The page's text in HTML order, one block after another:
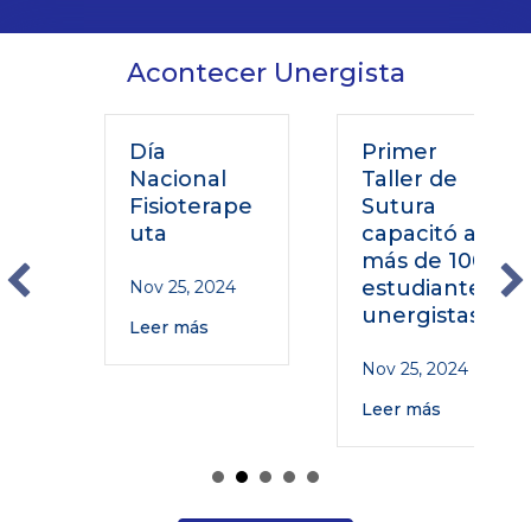
Acontecer Unergista
Día
Nacional
Fisioterape
uta
Nov 25, 2024
Leer más
Primer
Taller de
Sutura
capacitó a
más de 100
estudiantes
unergistas
Nov 25, 2024
Leer más